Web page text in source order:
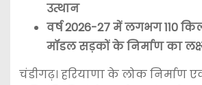
उत्थान
वर्ष 2026-27 में लगभग 110
मॉडल सड़कों के निर्माण का
चंडीगढ़। हरियाणा के लोक निर्माण